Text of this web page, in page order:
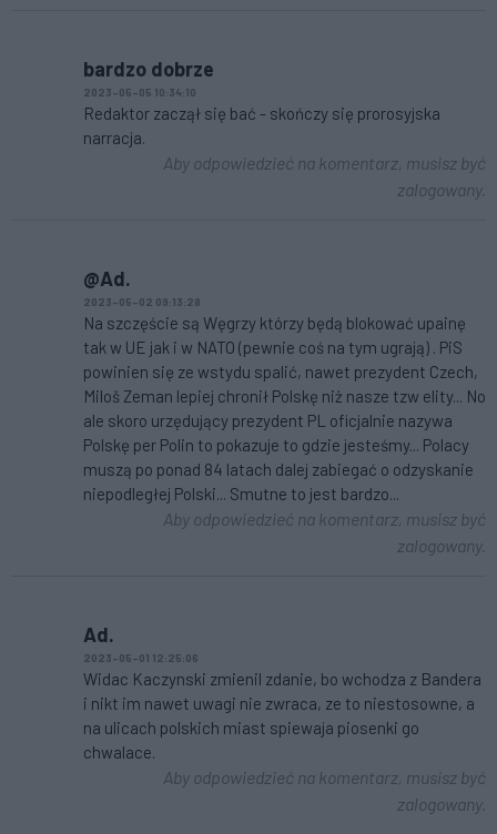
bardzo dobrze
2023-05-05 10:34:10
Redaktor zaczął się bać - skończy się prorosyjska
narracja.
Aby odpowiedzieć na komentarz, musisz być
zalogowany.
@Ad.
2023-05-02 09:13:28
Na szczęście są Węgrzy którzy będą blokować upainę
tak w UE jak i w NATO (pewnie coś na tym ugrają) . PiS
powinien się ze wstydu spalić, nawet prezydent Czech,
Miloš Zeman lepiej chronił Polskę niż nasze tzw elity... No
ale skoro urzędujący prezydent PL oficjalnie nazywa
Polskę per Polin to pokazuje to gdzie jesteśmy... Polacy
muszą po ponad 84 latach dalej zabiegać o odzyskanie
niepodległej Polski... Smutne to jest bardzo...
Aby odpowiedzieć na komentarz, musisz być
zalogowany.
Ad.
2023-05-01 12:25:06
Widac Kaczynski zmienil zdanie, bo wchodza z Bandera
i nikt im nawet uwagi nie zwraca, ze to niestosowne, a
na ulicach polskich miast spiewaja piosenki go
chwalace.
Aby odpowiedzieć na komentarz, musisz być
zalogowany.